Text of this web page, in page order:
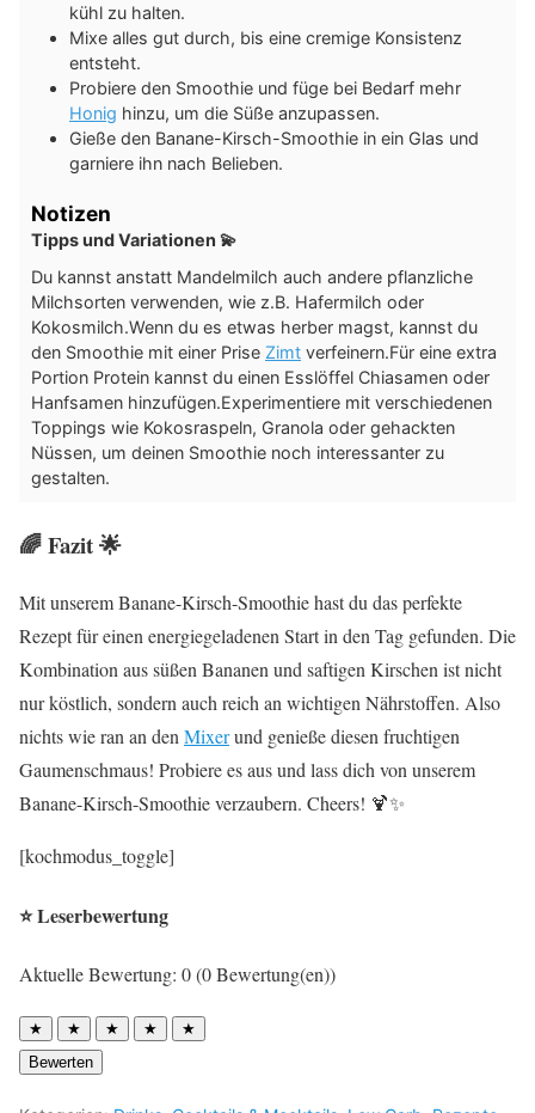
kühl zu halten.
Mixe alles gut durch, bis eine cremige Konsistenz
entsteht.
Probiere den Smoothie und füge bei Bedarf mehr
Honig hinzu, um die Süße anzupassen.
Gieße den Banane-Kirsch-Smoothie in ein Glas und
garniere ihn nach Belieben.
Notizen
Tipps und Variationen 💫
Du kannst anstatt Mandelmilch auch andere pflanzliche
Milchsorten verwenden, wie z.B. Hafermilch oder
Kokosmilch.Wenn du es etwas herber magst, kannst du
den Smoothie mit einer Prise Zimt verfeinern.Für eine extra
Portion Protein kannst du einen Esslöffel Chiasamen oder
Hanfsamen hinzufügen.Experimentiere mit verschiedenen
Toppings wie Kokosraspeln, Granola oder gehackten
Nüssen, um deinen Smoothie noch interessanter zu
gestalten.
🌈 Fazit 🌟
Mit unserem Banane-Kirsch-Smoothie hast du das perfekte
Rezept für einen energiegeladenen Start in den Tag gefunden. Die
Kombination aus süßen Bananen und saftigen Kirschen ist nicht
nur köstlich, sondern auch reich an wichtigen Nährstoffen. Also
nichts wie ran an denMixerund genieße diesen fruchtigen
Gaumenschmaus! Probiere es aus und lass dich von unserem
Banane-Kirsch-Smoothie verzaubern. Cheers! 🍹✨
[kochmodus_toggle]
⭐ Leserbewertung
Aktuelle Bewertung: 0 (0 Bewertung(en))
★ ★ ★ ★
★
Bewerten